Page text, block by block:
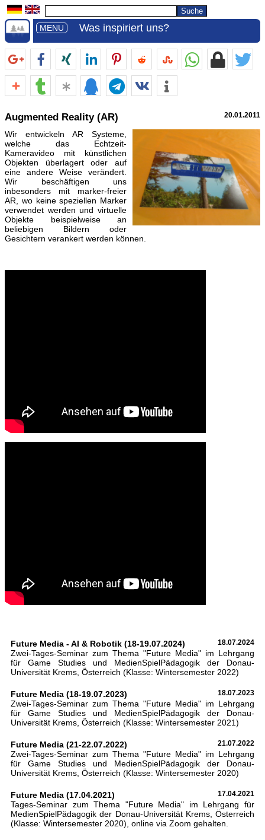
MENU Was inspiriert uns?
Augmented Reality (AR) 20.01.2011
Wir entwickeln AR Systeme,
welche das Echtzeit-
Kameravideo mit künstlichen
Objekten überlagert oder auf
eine andere Weise verändert.
Wir beschäftigen uns
inbesonders mit marker-freier
AR, wo keine speziellen Marker
verwendet werden und virtuelle
Objekte beispielweise an
beliebigen Bildern oder
Gesichtern verankert werden können.
Future Media - AI & Robotik (18-19.07.2024) 18.07.2024
Zwei-Tages-Seminar zum Thema "Future Media" im Lehrgang
für Game Studies und MedienSpielPädagogik der Donau-
Universität Krems, Österreich (Klasse: Wintersemester 2022)
Future Media (18-19.07.2023) 18.07.2023
Zwei-Tages-Seminar zum Thema "Future Media" im Lehrgang
für Game Studies und MedienSpielPädagogik der Donau-
Universität Krems, Österreich (Klasse: Wintersemester 2021)
Future Media (21-22.07.2022) 21.07.2022
Zwei-Tages-Seminar zum Thema "Future Media" im Lehrgang
für Game Studies und MedienSpielPädagogik der Donau-
Universität Krems, Österreich (Klasse: Wintersemester 2020)
Future Media (17.04.2021) 17.04.2021
Tages-Seminar zum Thema "Future Media" im Lehrgang für
MedienSpielPädagogik der Donau-Universität Krems, Österreich
(Klasse: Wintersemester 2020), online via Zoom gehalten.